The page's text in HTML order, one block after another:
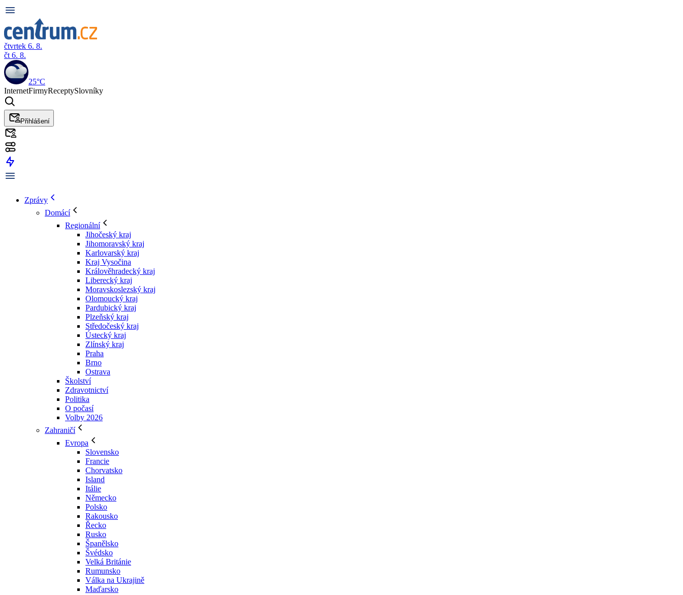
čtvrtek 6. 8.
čt 6. 8.
25°C
InternetFirmyReceptySlovníky
Přihlášení
Zprávy
Domácí
Regionální
Jihočeský kraj
Jihomoravský kraj
Karlovarský kraj
Kraj Vysočina
Králověhradecký kraj
Liberecký kraj
Moravskoslezský kraj
Olomoucký kraj
Pardubický kraj
Plzeňský kraj
Středočeský kraj
Ústecký kraj
Zlínský kraj
Praha
Brno
Ostrava
Školství
Zdravotnictví
Politika
O počasí
Volby 2026
Zahraničí
Evropa
Slovensko
Francie
Chorvatsko
Island
Itálie
Německo
Polsko
Rakousko
Řecko
Rusko
Španělsko
Švédsko
Velká Británie
Rumunsko
Válka na Ukrajině
Maďarsko